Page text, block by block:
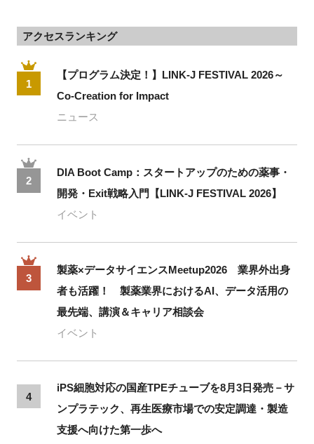
アクセスランキング
1
【プログラム決定！】LINK-J FESTIVAL 2026～
Co-Creation for Impact
ニュース
2
DIA Boot Camp：スタートアップのための薬事・
開発・Exit戦略入門【LINK-J FESTIVAL 2026】
イベント
3
製薬×データサイエンスMeetup2026 業界外出身
者も活躍！ 製薬業界におけるAI、データ活用の
最先端、講演＆キャリア相談会
イベント
4
iPS細胞対応の国産TPEチューブを8月3日発売－サ
ンプラテック、再生医療市場での安定調達・製造
支援へ向けた第一歩へ